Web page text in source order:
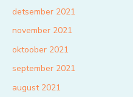
detsember 2021
november 2021
oktoober 2021
september 2021
august 2021